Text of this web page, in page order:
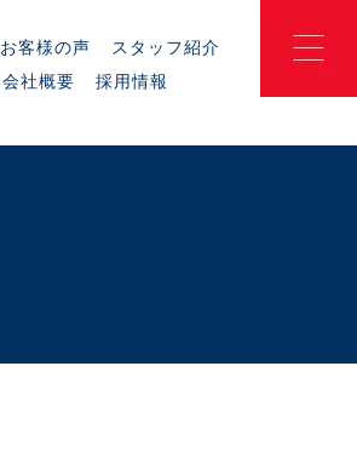
お客様の声
スタッフ紹介
会社概要 採用情報